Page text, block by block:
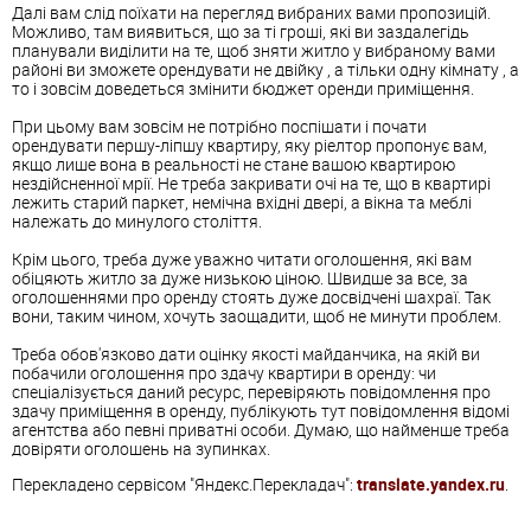
Далі вам слід поїхати на перегляд вибраних вами пропозицій.
Можливо, там виявиться, що за ті гроші, які ви заздалегідь
планували виділити на те, щоб зняти житло у вибраному вами
районі ви зможете орендувати не двійку , а тільки одну кімнату , а
то і зовсім доведеться змінити бюджет оренди приміщення.
При цьому вам зовсім не потрібно поспішати і почати
орендувати першу-ліпшу квартиру, яку ріелтор пропонує вам,
якщо лише вона в реальності не стане вашою квартирою
нездійсненної мрії. Не треба закривати очі на те, що в квартирі
лежить старий паркет, немічна вхідні двері, а вікна та меблі
належать до минулого століття.
Крім цього, треба дуже уважно читати оголошення, які вам
обіцяють житло за дуже низькою ціною. Швидше за все, за
оголошеннями про оренду стоять дуже досвідчені шахраї. Так
вони, таким чином, хочуть заощадити, щоб не минути проблем.
Треба обов'язково дати оцінку якості майданчика, на якій ви
побачили оголошення про здачу квартири в оренду: чи
спеціалізується даний ресурс, перевіряють повідомлення про
здачу приміщення в оренду, публікують тут повідомлення відомі
агентства або певні приватні особи. Думаю, що найменше треба
довіряти оголошень на зупинках.
Перекладено сервісом "Яндекс.Перекладач": translate.yandex.ru.